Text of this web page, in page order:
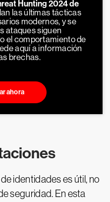
Hunting 2024 de
las últimas tácticas
modernos, y se
ataques siguen
el comportamiento de
aquí a información
brechas.
ahora
identidades es útil, no
seguridad. En esta